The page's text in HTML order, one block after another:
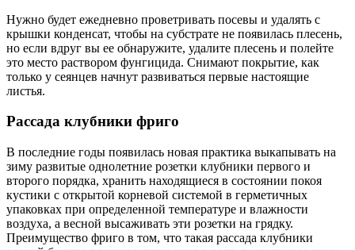
Нужно будет ежедневно проветривать посевы и удалять с
крышки конденсат, чтобы на субстрате не появилась плесень,
но если вдруг вы ее обнаружите, удалите плесень и полейте
это место раствором фунгицида. Снимают покрытие, как
только у сеянцев начнут развиваться первые настоящие
листья.
Рассада клубники фриго
В последние годы появилась новая практика выкапывать на
зиму развитые однолетние розетки клубники первого и
второго порядка, хранить находящиеся в состоянии покоя
кустики с открытой корневой системой в герметичных
упаковках при определенной температуре и влажности
воздуха, а весной высаживать эти розетки на грядку.
Преимущество фриго в том, что такая рассада клубники